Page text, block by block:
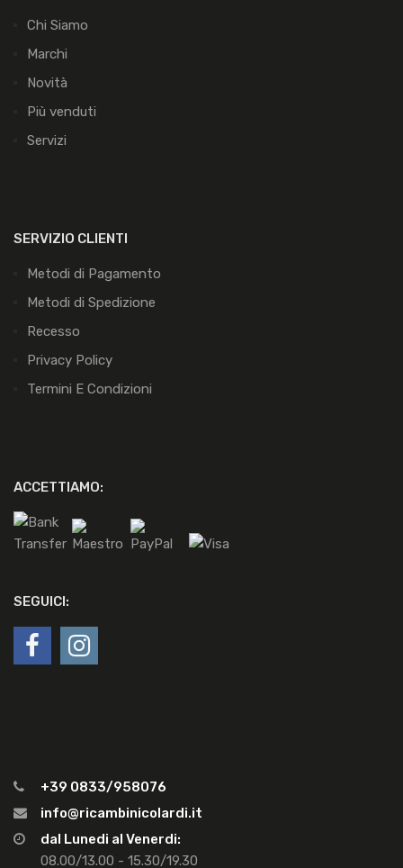
Chi Siamo
Marchi
Novità
Più venduti
Servizi
SERVIZIO CLIENTI
Metodi di Pagamento
Metodi di Spedizione
Recesso
Privacy Policy
Termini E Condizioni
ACCETTIAMO:
SEGUICI:
+39 0833/958076
info@ricambinicolardi.it
dal Lunedi al Venerdi:
08.00/13.00 - 15.30/19.30